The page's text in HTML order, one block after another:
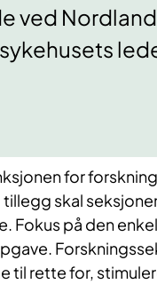
ved
for
tillegg skal
Fokus på den
til rette for,